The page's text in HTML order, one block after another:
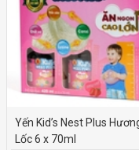
Yến Kid’s Nest Plus
Lốc 6 x 70ml